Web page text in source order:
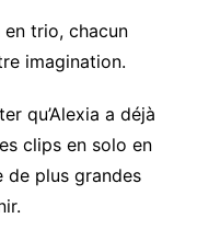
en trio, chacun
imagination.
qu’Alexia a déjà
clips en solo en
de plus grandes